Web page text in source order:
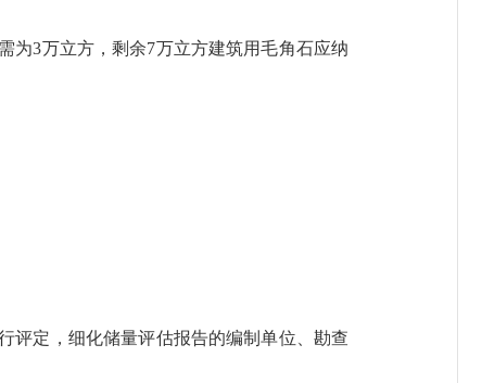
为3万立方，剩余7万立方建筑用毛角石应纳
定，细化储量评估报告的编制单位、勘查